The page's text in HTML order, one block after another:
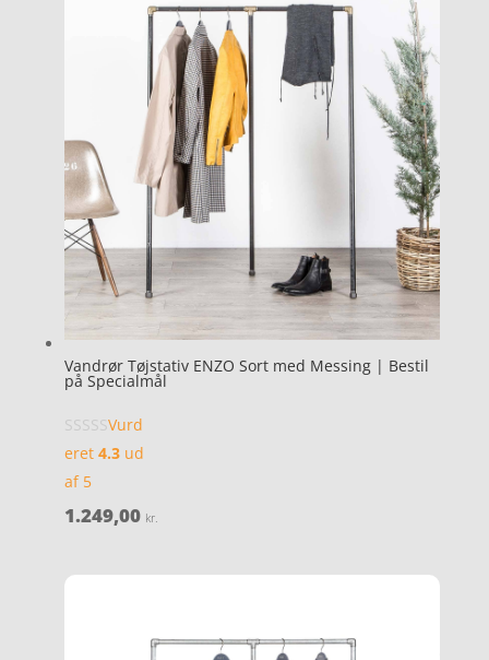
Vandrør Tøjstativ ENZO Sort med Messing | Bestil
på Specialmål
Vurd
eret 4.3ud
af 5
1.249,00 kr.